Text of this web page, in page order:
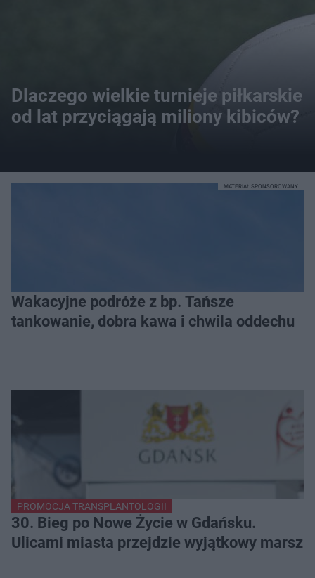
Dlaczego wielkie turnieje piłkarskie
od lat przyciągają miliony kibiców?
Wakacyjne podróże z bp. Tańsze
tankowanie, dobra kawa i chwila oddechu
MATERIAŁ SPONSOROWANY
PROMOCJA TRANSPLANTOLOGII
30. Bieg po Nowe Życie w Gdańsku.
Ulicami miasta przejdzie wyjątkowy marsz